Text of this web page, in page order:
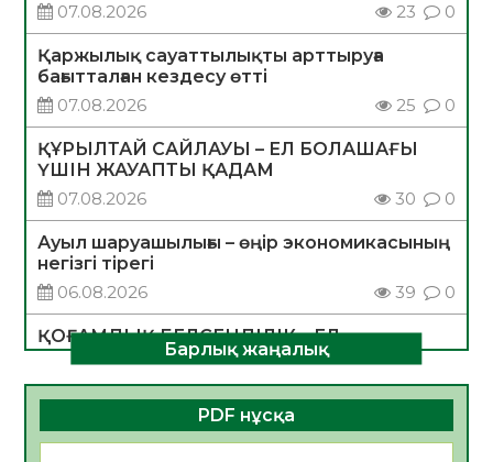
07.08.2026
23 0
Қаржылық сауаттылықты арттыруға
бағытталған кездесу өтті
07.08.2026
25 0
ҚҰРЫЛТАЙ САЙЛАУЫ – ЕЛ БОЛАШАҒЫ
ҮШІН ЖАУАПТЫ ҚАДАМ
07.08.2026
30 0
Ауыл шаруашылығы – өңір экономикасының
негізгі тірегі
06.08.2026
39 0
ҚОҒАМДЫҚ БЕЛСЕНДІЛІК – ЕЛ
ДАМУЫНЫҢ НЕГІЗІ
06.08.2026
36 0
ҚҰРЫЛТАЙ САЙЛАУЫ – БОЛАШАҚҚА
Барлық жаңалық
PDF нұсқа